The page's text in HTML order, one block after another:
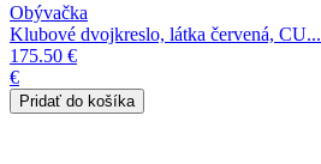
Obývačka
Klubové dvojkreslo, látka červená, CU...
175.50 €
€